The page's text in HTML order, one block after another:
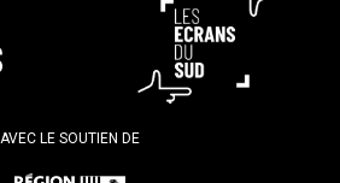
AVEC LE SOUTIEN DE